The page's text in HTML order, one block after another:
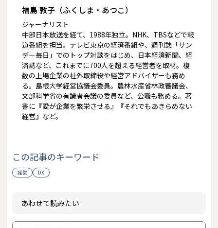
福島 敦子（ふくしま・あつこ）
ジャーナリスト
中部日本放送を経て、1988年独立。NHK、TBSなどで報
道番組を担当。テレビ東京の経済番組や、週刊誌「サン
デー毎日」でのトップ対談をはじめ、日本経済新聞、経
済誌など、これまでに700人を超える経営者を取材。複
数の上場企業の社外取締役や経営アドバイザーも務め
る。島根大学経営協議会委員。農林水産省林政審議会、
文部科学省の有識者会議の委員など、公職も務める。著
書に『愛が企業を繁栄させる』『それでもあきらめない
経営』など。
この記事のキーワード
経営 DX
あわせて読みたい